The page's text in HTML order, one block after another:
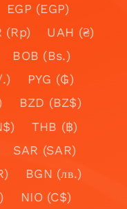
EGP (EGP)
(Rp)
UAH (₴)
BOB (Bs.)
.)
PYG (₲)
BZD (BZ$)
THB (฿)
SAR (SAR)
BGN (лв.)
NIO (C$)